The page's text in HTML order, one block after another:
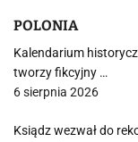
POLONIA
Kalendarium
tworzy fikcyjny …
6 sierpnia 2026
Ksiądz wezwał do